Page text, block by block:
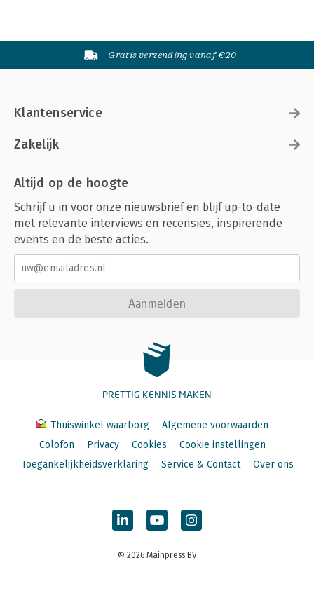
Gratis verzending vanaf €20
Klantenservice
Zakelijk
Altijd op de hoogte
Schrijf u in voor onze nieuwsbrief en blijf up-to-date
met relevante interviews en recensies, inspirerende
events en de beste acties.
Aanmelden
PRETTIG KENNIS MAKEN
Thuiswinkel waarborg
Algemene voorwaarden
Colofon
Privacy Cookies
Cookie instellingen
Toegankelijkheidsverklaring
Service & Contact Over ons
© 2026 Mainpress BV